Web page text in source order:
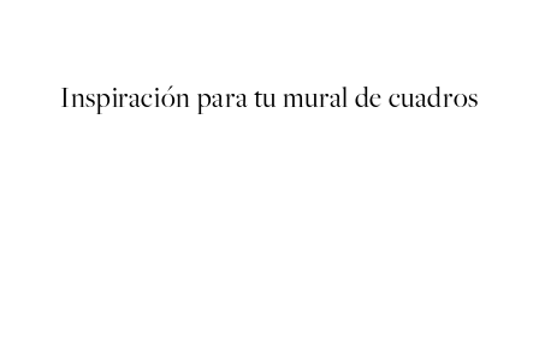
Inspiración para tu mural de cuadros